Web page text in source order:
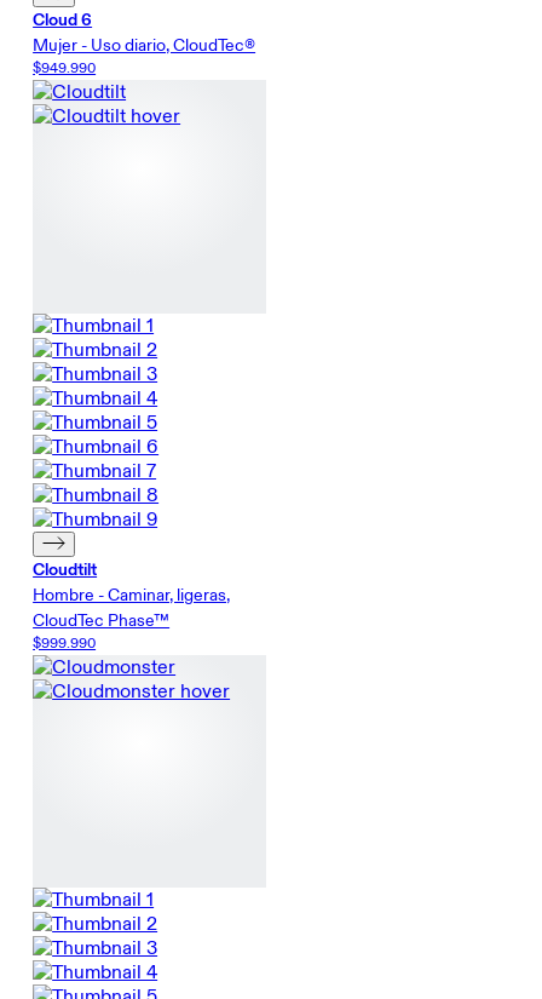
Cloud 6
Mujer - Uso diario, CloudTec®
$949.990
Cloudtilt
Hombre - Caminar, ligeras,
CloudTec Phase™
$999.990